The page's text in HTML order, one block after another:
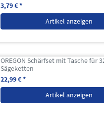
3,79 € *
Artikel anzeigen
OREGON Schärfset mit Tasche für
Sägeketten
22,99 € *
Artikel anzeigen